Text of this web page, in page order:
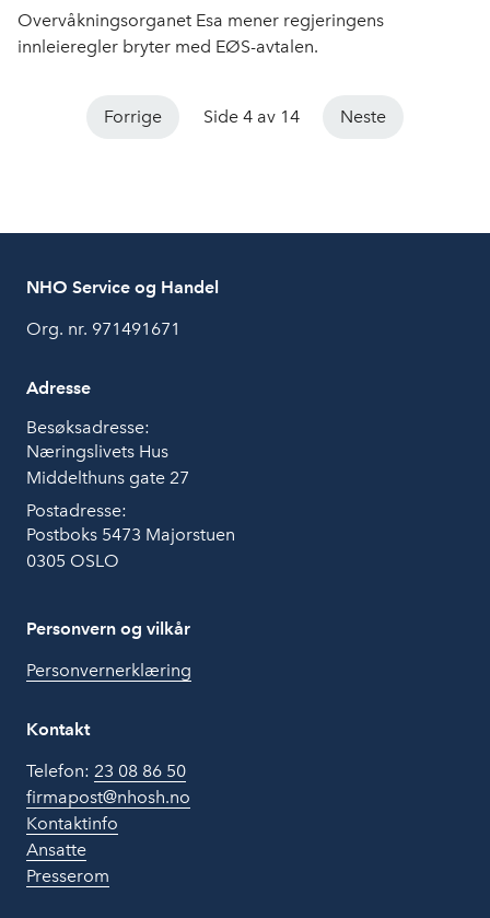
Overvåkningsorganet Esa mener regjeringens
innleieregler bryter med EØS-avtalen.
Forrige Side 4 av 14 Neste
NHO Service og Handel
Org. nr. 971491671
Adresse
Besøksadresse:
Næringslivets Hus
Middelthuns gate 27
Postadresse:
Postboks 5473 Majorstuen
0305 OSLO
Personvern og vilkår
Personvernerklæring
Kontakt
Telefon: 23 08 86 50
firmapost@nhosh.no
Kontaktinfo
Ansatte
Presserom